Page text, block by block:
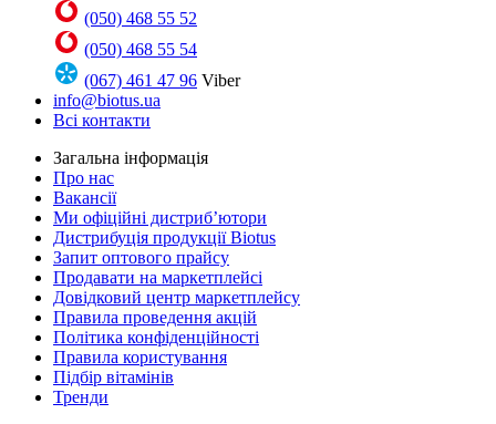
(050) 468 55 52
(050) 468 55 54
(067) 461 47 96 Viber
info@biotus.ua
Всі контакти
Загальна інформація
Про нас
Вакансії
Ми офіційні дистриб’ютори
Дистрибуція продукції Biotus
Запит оптового прайсу
Продавати на маркетплейсі
Довідковий центр маркетплейсу
Правила проведення акцій
Політика конфіденційності
Правила користування
Підбір вітамінів
Тренди